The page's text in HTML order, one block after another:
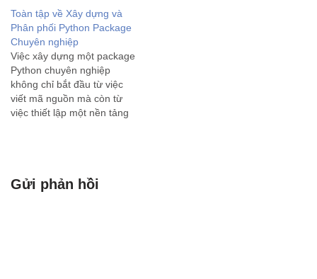
khổng lồ và tối ưu chi phí
chỉ trong tích tắc? Bí quyết
nằm ở một ngành…
Toàn tập về Xây dựng và
Phân phối Python Package
Chuyên nghiệp
Việc xây dựng một package
Python chuyên nghiệp
không chỉ bắt đầu từ việc
viết mã nguồn mà còn từ
việc thiết lập một nền tảng
Gửi phản hồi